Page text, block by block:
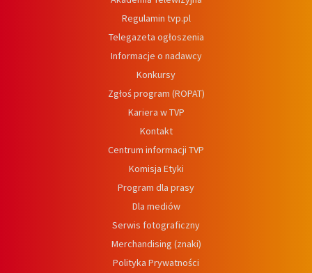
Regulamin tvp.pl
Telegazeta ogłoszenia
Informacje o nadawcy
Konkursy
Zgłoś program (ROPAT)
Kariera w TVP
Kontakt
Centrum informacji TVP
Komisja Etyki
Program dla prasy
Dla mediów
Serwis fotograficzny
Merchandising (znaki)
Polityka Prywatności